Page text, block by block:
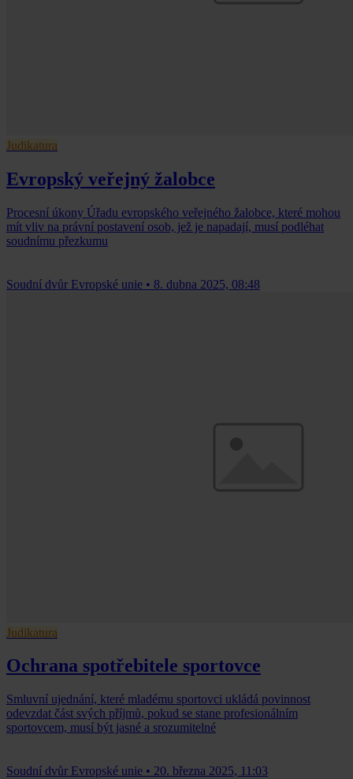
Judikatura
Evropský veřejný žalobce
Procesní úkony Úřadu evropského veřejného žalobce, které mohou
mít vliv na právní postavení osob, jež je napadají, musí podléhat
soudnímu přezkumu
Soudní dvůr Evropské unie • 8. dubna 2025, 08:48
Judikatura
Ochrana spotřebitele sportovce
Smluvní ujednání, které mladému sportovci ukládá povinnost
odevzdat část svých příjmů, pokud se stane profesionálním
sportovcem, musí být jasné a srozumitelné
Soudní dvůr Evropské unie • 20. března 2025, 11:03